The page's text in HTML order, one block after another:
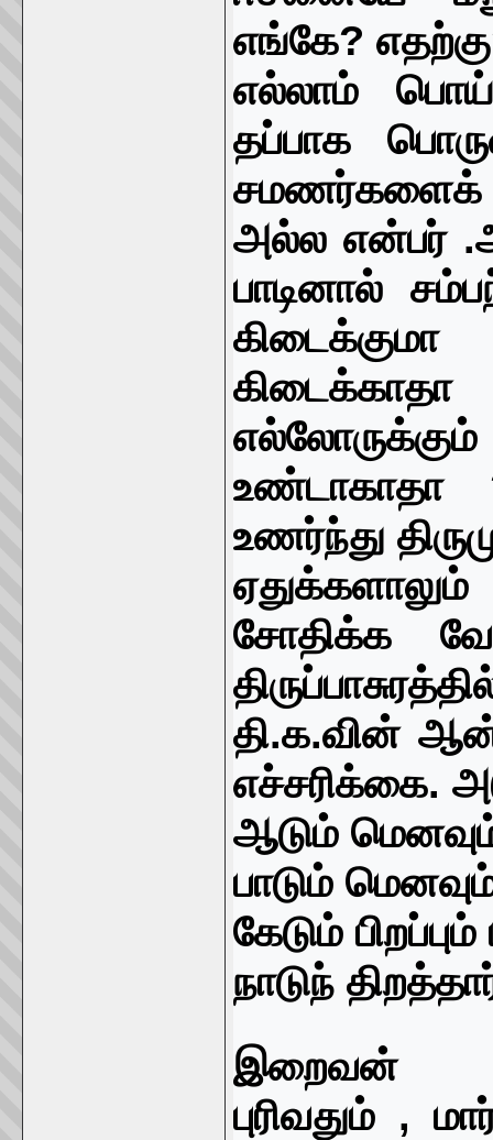
எங்கே? எதற்கு
எல்லாம்
தப்பாக
சமணர்களைக்
அல்ல என்பர்
பாடினால்
உண்டாகாதா
உணர்ந்து
சோதிக்க
தி.க.வின்
எச்சரிக்கை.
ஆடும்
பாடும்
கேடும்
நாடுந்
புரிவதும் ,